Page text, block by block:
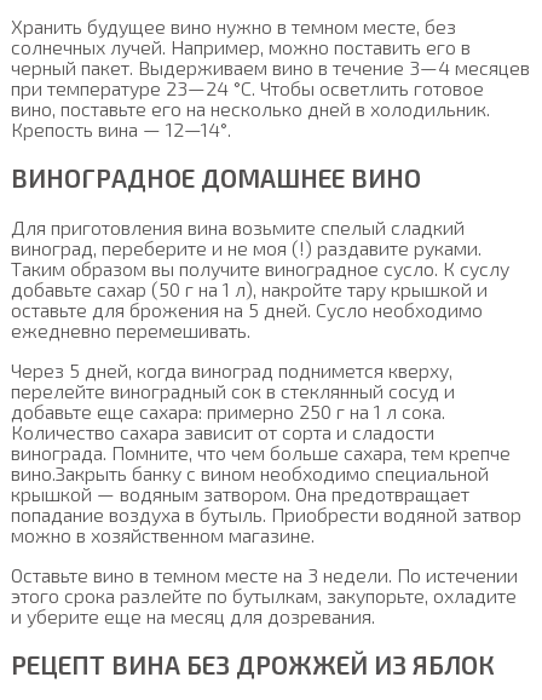
Хранить будущее вино нужно в темном месте, без
солнечных лучей. Например, можно поставить его в
черный пакет. Выдерживаем вино в течение 3—4 месяцев
при температуре 23—24 °С. Чтобы осветлить готовое
вино, поставьте его на несколько дней в холодильник.
Крепость вина — 12—14°.
ВИНОГРАДНОЕ ДОМАШНЕЕ ВИНО
Для приготовления вина возьмите спелый сладкий
виноград, переберите и не моя (!) раздавите руками.
Таким образом вы получите виноградное сусло. К суслу
добавьте сахар (50 г на 1 л), накройте тару крышкой и
оставьте для брожения на 5 дней. Сусло необходимо
ежедневно перемешивать.
Через 5 дней, когда виноград поднимется кверху,
перелейте виноградный сок в стеклянный сосуд и
добавьте еще сахара: примерно 250 г на 1 л сока.
Количество сахара зависит от сорта и сладости
винограда. Помните, что чем больше сахара, тем крепче
вино.Закрыть банку с вином необходимо специальной
крышкой — водяным затвором. Она предотвращает
попадание воздуха в бутыль. Приобрести водяной затвор
можно в хозяйственном магазине.
Оставьте вино в темном месте на 3 недели. По истечении
этого срока разлейте по бутылкам, закупорьте, охладите
и уберите еще на месяц для дозревания.
РЕЦЕПТ ВИНА БЕЗ ДРОЖЖЕЙ ИЗ ЯБЛОК